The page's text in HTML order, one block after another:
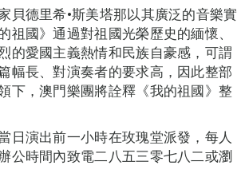
貝德里希•斯美塔那以其廣泛的音樂實
國》通過對祖國光榮歷史的緬懷、
的愛國主義熱情和民族自豪感，可謂
幅長、對演奏者的要求高，因此整部
下，澳門樂團將詮釋《我的祖國》整
日演出前一小時在玫瑰堂派發，每人
公時間內致電二八五三零七八二或瀏